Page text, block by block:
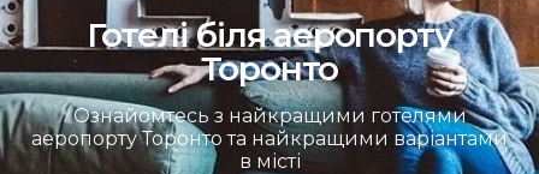
Готелі біля аеропорту
Торонто
Ознайомтесь з найкращими готелями
аеропорту Торонто та найкращими варіантами
в місті